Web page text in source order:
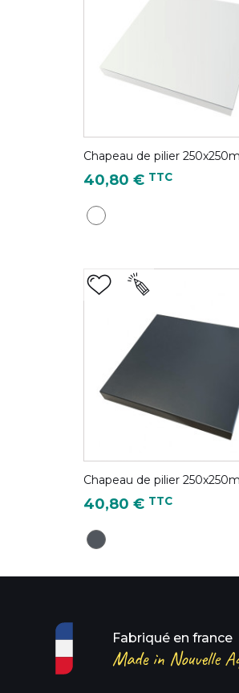
Chapeau de pilier
Prix
40,80 € TTC
Blanc pur - RAL 9010
Chapeau de pilier
Prix
40,80 € TTC
Gris Anthracite - RAL 7016
Fabriqué en france
Made in Nouvelle